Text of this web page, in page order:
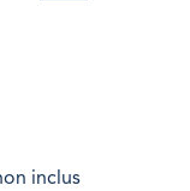
inclus